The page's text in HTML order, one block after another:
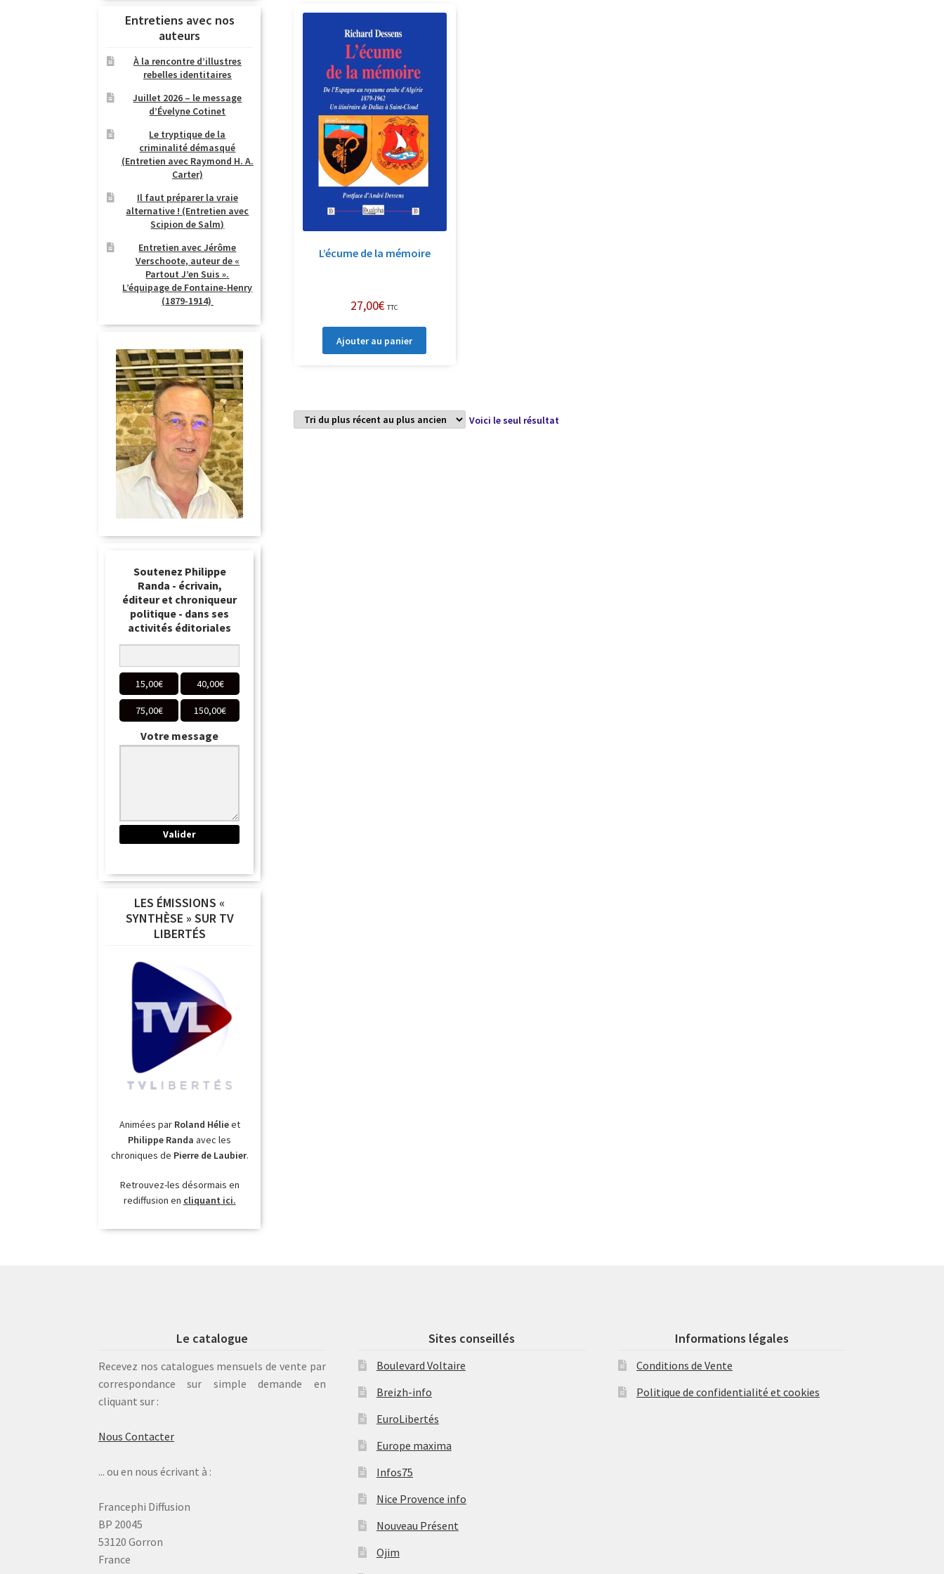
L’écume de la mémoire
27,00€ TTC
Ajouter au panier
Voici le seul résultat
Entretiens avec nos
auteurs
À la rencontre d’illustres
rebelles identitaires
Juillet 2026 – le message
d’Évelyne Cotinet
Le tryptique de la
criminalité démasqué
(Entretien avec Raymond H. A.
Carter)
Il faut préparer la vraie
alternative ! (Entretien avec
Scipion de Salm)
Entretien avec Jérôme
Verschoote, auteur de «
Partout J’en Suis ».
L’équipage de Fontaine-Henry
(1879-1914)
Soutenez Philippe
Randa - écrivain,
éditeur et chroniqueur
politique - dans ses
activités éditoriales
15,00€ 40,00€
75,00€ 150,00€
Votre message
LES ÉMISSIONS «
SYNTHÈSE » SUR TV
LIBERTÉS
Animées par Roland Hélieet
Philippe Randa avec les
chroniques de Pierre de Laubier.
Retrouvez-les désormais en
rediffusion en cliquant ici.
Le catalogue
Recevez nos catalogues mensuels de vente par
correspondance sur simple demande en
cliquant sur :
Nous Contacter
... ou en nous écrivant à :
Francephi Diffusion
BP 20045
53120 Gorron
France
Sites conseillés
Boulevard Voltaire
Breizh-info
EuroLibertés
Europe maxima
Infos75
Nice Provence info
Nouveau Présent
Ojim
Informations légales
Conditions de Vente
Politique de confidentialité et cookies